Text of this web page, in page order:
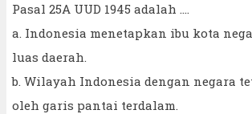
Pasal 25A UUD 1945 adalah ....
a. Indonesia menetapkan ibu kota
luas daerah.
b. Wilayah Indonesia dengan negara
oleh garis pantai terdalam.